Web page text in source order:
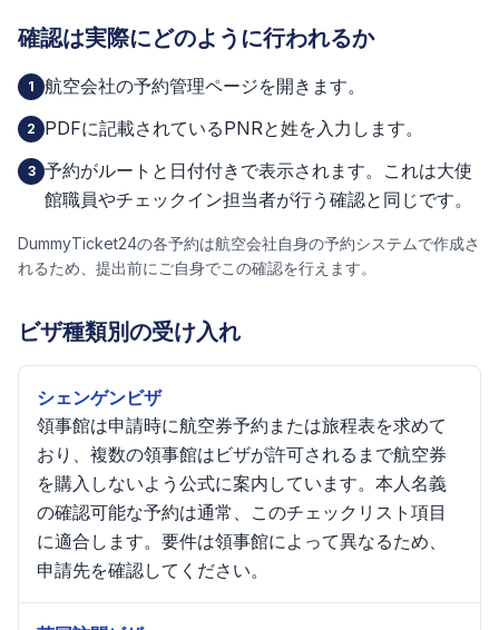
確認は実際にどのように行われるか
1 航空会社の予約管理ページを開きます。
2 PDFに記載されているPNRと姓を入力します。
3 予約がルートと日付付きで表示されます。これは大使
館職員やチェックイン担当者が行う確認と同じです。
DummyTicket24の各予約は航空会社自身の予約システムで作成さ
れるため、提出前にご自身でこの確認を行えます。
ビザ種類別の受け入れ
シェンゲンビザ
領事館は申請時に航空券予約または旅程表を求めて
おり、複数の領事館はビザが許可されるまで航空券
を購入しないよう公式に案内しています。本人名義
の確認可能な予約は通常、このチェックリスト項目
に適合します。要件は領事館によって異なるため、
申請先を確認してください。